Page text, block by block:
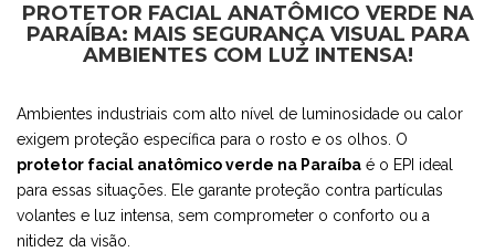
PROTETOR FACIAL ANATÔMICO VERDE NA
PARAÍBA: MAIS SEGURANÇA VISUAL PARA
AMBIENTES COM LUZ INTENSA!
Ambientes industriais com alto nível de luminosidade ou calor
exigem proteção específica para o rosto e os olhos. O
protetor facial anatômico verde na Paraíba é o EPI ideal
para essas situações. Ele garante proteção contra partículas
volantes e luz intensa, sem comprometer o conforto ou a
nitidez da visão.